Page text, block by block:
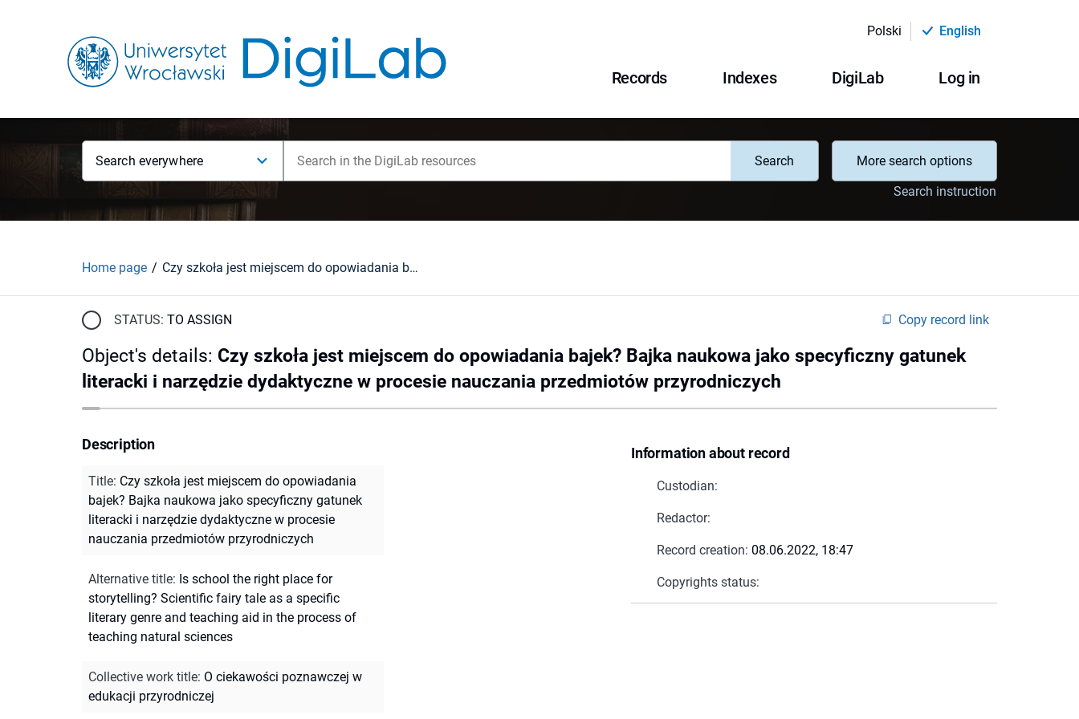
Polski English
Records Indexes DigiLab Log in
Search everywhere Search
More search options
Search instruction
Home page Czy szkoła jest miejscem do opowiadania bajek? Bajka naukowa jako specyficzny gatunek literacki i narzędzie dydaktyczne w procesie nauczania przedmiotów przyrodniczych
STATUS: TO ASSIGN Copy record link
Object's details: Czy szkoła jest miejscem do opowiadania bajek? Bajka naukowa jako specyficzny gatunek
literacki i narzędzie dydaktyczne w procesie nauczania przedmiotów przyrodniczych
Information about record
Custodian:
Redactor:
Record creation: 08.06.2022, 18:47
Copyrights status:
Description
Title: Czy szkoła jest miejscem do opowiadania
bajek? Bajka naukowa jako specyficzny gatunek
literacki i narzędzie dydaktyczne w procesie
nauczania przedmiotów przyrodniczych
Alternative title: Is school the right place for
storytelling? Scientific fairy tale as a specific
literary genre and teaching aid in the process of
teaching natural sciences
Collective work title: O ciekawości poznawczej w
edukacji przyrodniczej